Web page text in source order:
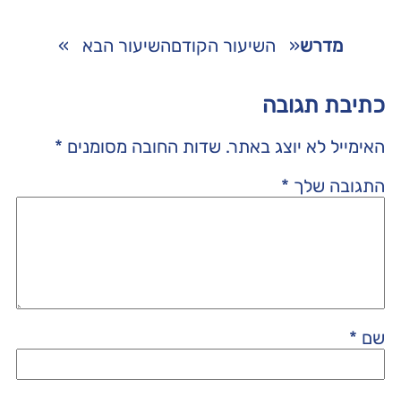
מדרש« השיעור הקודםהשיעור הבא »
כתיבת תגובה
האימייל לא יוצג באתר. שדות החובה מסומנים *
התגובה שלך *
שם *